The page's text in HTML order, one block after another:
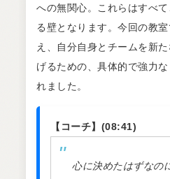
への無関心。これらはすべ
る壁となります。今回の教
え、自分自身とチームを新
げるための、具体的で強力
れました。
【コーチ】(08:41)
心に決めたはずなの